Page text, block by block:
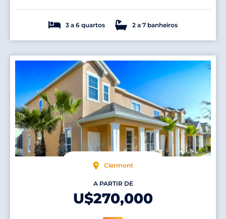
3 a 6 quartos 2 a 7 banheiros
Clermont
A PARTIR DE
U$270,000